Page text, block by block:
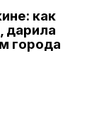
как
дарила
города